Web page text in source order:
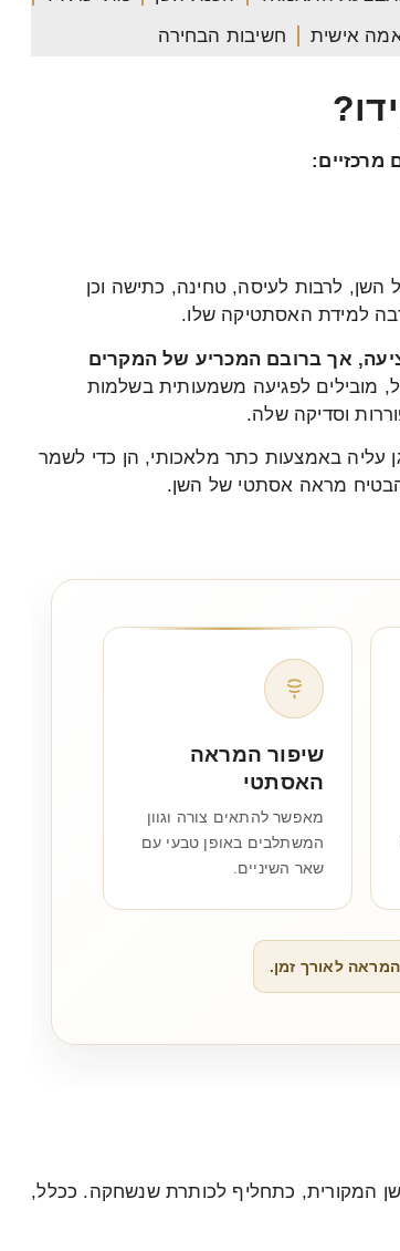
אישית חשיבות הבחירה
לרבות לעיסה, טחינה, כתישה וכן
למידת האסתטיקה שלו.
אך ברובם המכריע של המקרים
מובילים לפגיעה משמעותית בשלמות
וסדיקה שלה.
עליה באמצעות כתר מלאכותי, הן כדי לשמר
מראה אסתטי של השן.
שיפור המראה
האסתטי
מאפשר להתאים צורה וגוון
המשתלבים באופן טבעי עם
שאר השיניים.
לאורך זמן.
המקורית, כתחליף לכותרת שנשחקה. ככלל,